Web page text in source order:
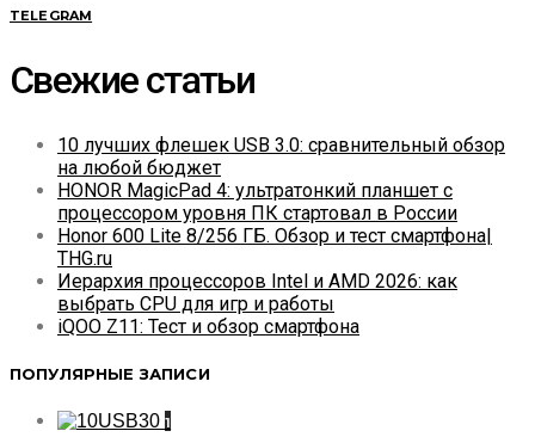
TELEGRAM
Свежие статьи
10 лучших флешек USB 3.0: сравнительный обзор
на любой бюджет
HONOR MagicPad 4: ультратонкий планшет с
процессором уровня ПК стартовал в России
Honor 600 Lite 8/256 ГБ. Обзор и тест смартфона|
THG.ru
Иерархия процессоров Intel и AMD 2026: как
выбрать CPU для игр и работы
iQOO Z11: Тест и обзор смартфона
ПОПУЛЯРНЫЕ ЗАПИСИ
1